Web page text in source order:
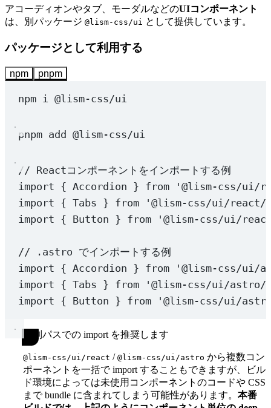
アコーディオンやタブ、モーダルなどのUIコンポーネント
は、別パッケージ @lism-css/ui として提供しています。
パッケージとして利用する
npm pnpm
npm i @lism-css/ui
pnpm add @lism-css/ui
// Reactコンポーネントをインポートする例
import { Accordion } from
'@lism-css/ui/
import { Tabs } from
'@lism-css/ui/react/
import { Button } from '@lism-css/ui/
// .astro でインポートする例
import { Accordion } from
'@lism-css/ui/
import { Tabs } from
'@lism-css/ui/astro/
import { Button } from '@lism-css/ui/
個別パスでの import を推奨します
@lism-css/ui/react / @lism-css/ui/astro から複数コン
ポーネントを一括で import することもできますが、ビル
ド環境によっては未使用コンポーネントのコードや CSS
まで bundle に含まれてしまう可能性があります。 本番